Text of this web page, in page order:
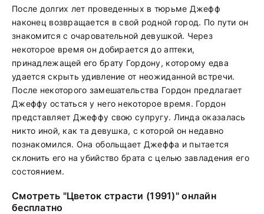
После долгих лет проведенных в тюрьме Джефф
наконец возвращается в свой родной город. По пути он
знакомится с очаровательной девушкой. Через
некоторое время он добирается до аптеки,
принадлежащей его брату Гордону, которому едва
удается скрыть удивление от неожиданной встречи.
После некоторого замешательства Гордон предлагает
Джеффу остаться у него некоторое время. Гордон
представляет Джеффу свою супругу. Линда оказалась
никто иной, как та девушка, с которой он недавно
познакомился. Она обольщает Джеффа и пытается
склонить его на убийство брата с целью завладения его
состоянием.
Смотреть "Цветок страсти (1991)" онлайн
бесплатно